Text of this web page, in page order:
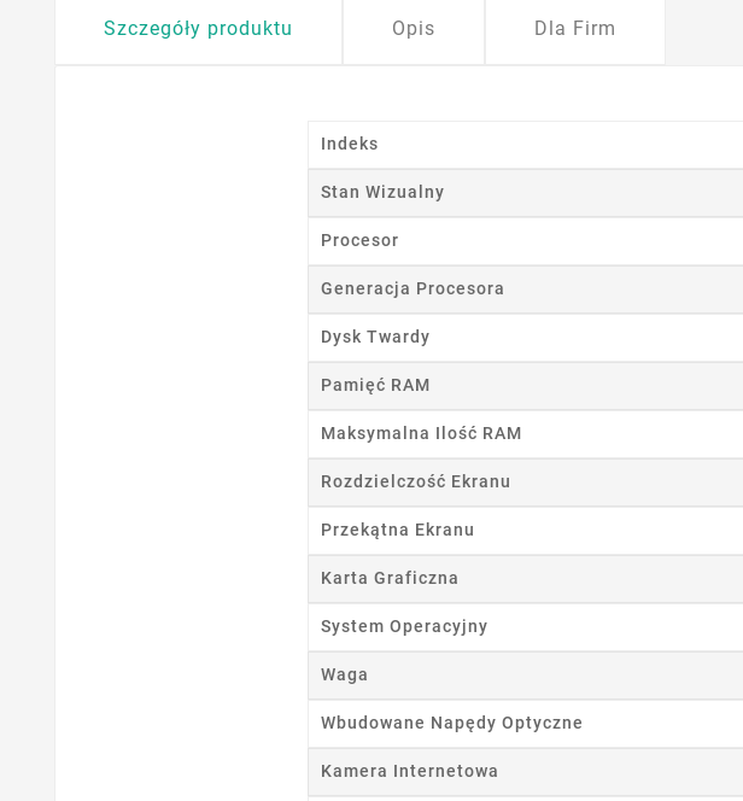
Szczegóły produktu Opis Dla Firm
Indeks
Stan Wizualny
Procesor
Generacja Procesora
Dysk Twardy
Pamięć RAM
Maksymalna Ilość RAM
Rozdzielczość Ekranu
Przekątna Ekranu
Karta Graficzna
System Operacyjny
Waga
Wbudowane Napędy Optyczne
Kamera Internetowa
Utwórz listę życzeń